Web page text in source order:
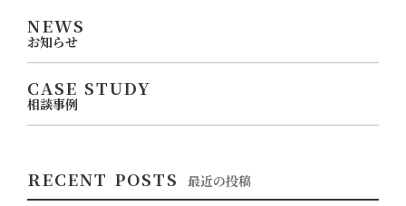
NEWS
お知らせ
CASE STUDY
相談事例
RECENT POSTS 最近の投稿